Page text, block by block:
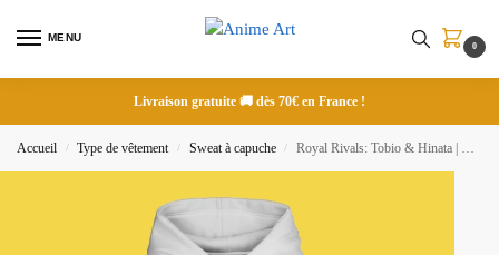
MENU
0
Livraison gratuite 🚚 dès 70€ en France !
Accueil / Type de vêtement / Sweat à capuche / Royal Rivals: Tobio & Hinata | Haikyu!! | Sweat à capuche brodé